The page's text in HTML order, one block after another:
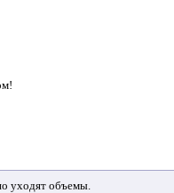
уходят объемы.